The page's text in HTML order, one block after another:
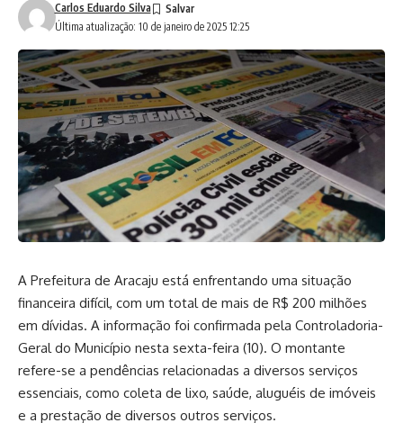
Última atualização: 10 de janeiro de 2025 12:25
Carlos Eduardo Silva
A Prefeitura de Aracaju está enfrentando uma situação
financeira difícil, com um total de mais de R$ 200 milhões
em dívidas. A informação foi confirmada pela Controladoria-
Geral do Município nesta sexta-feira (10). O montante
refere-se a pendências relacionadas a diversos serviços
essenciais, como coleta de lixo, saúde, aluguéis de imóveis
e a prestação de diversos outros serviços.